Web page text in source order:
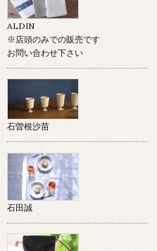
ALDIN
※店頭のみでの販売です
お問い合わせ下さい
石曽根沙苗
石田誠